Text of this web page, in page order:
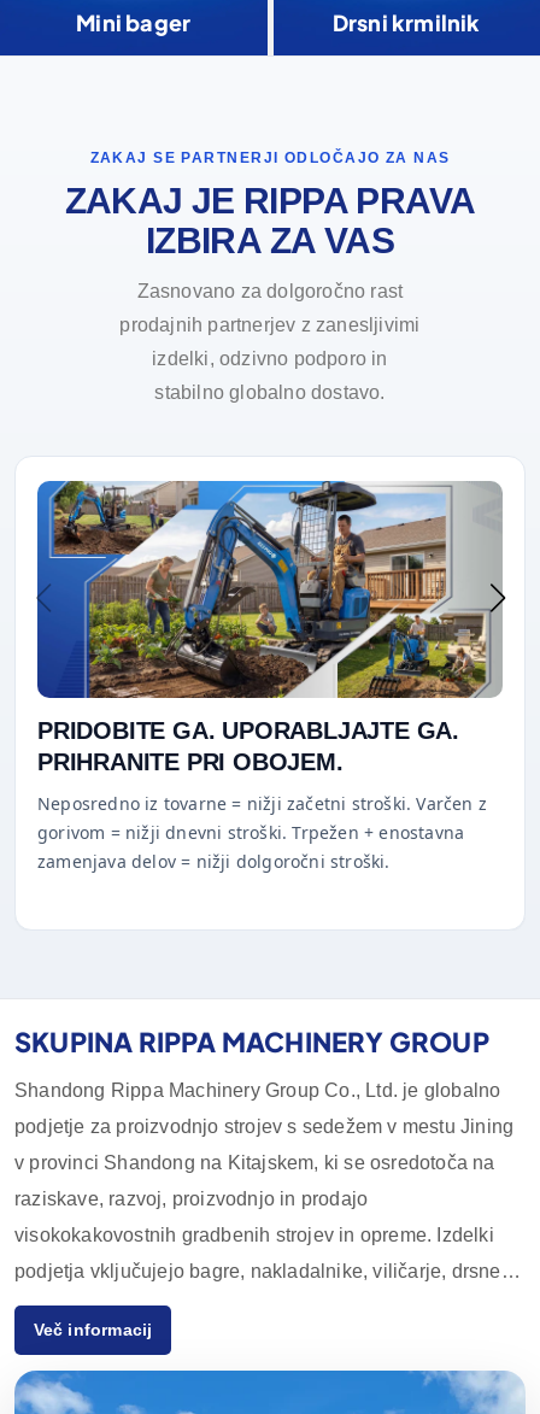
Mini bager Drsni krmilnik
ZAKAJ SE PARTNERJI ODLOČAJO ZA NAS
ZAKAJ JE RIPPA PRAVA
IZBIRA ZA VAS
Zasnovano za dolgoročno rast
prodajnih partnerjev z zanesljivimi
izdelki, odzivno podporo in
stabilno globalno dostavo.
PRIDOBITE GA. UPORABLJAJTE GA.
PRIHRANITE PRI OBOJEM.
Neposredno iz tovarne = nižji začetni stroški. Varčen z
gorivom = nižji dnevni stroški. Trpežen + enostavna
zamenjava delov = nižji dolgoročni stroški.
SKUPINA RIPPA MACHINERY GROUP
Shandong Rippa Machinery Group Co., Ltd. je globalno
podjetje za proizvodnjo strojev s sedežem v mestu Jining
v provinci Shandong na Kitajskem, ki se osredotoča na
raziskave, razvoj, proizvodnjo in prodajo
visokokakovostnih gradbenih strojev in opreme. Izdelki
podjetja vključujejo bagre, nakladalnike, viličarje, drsne
nakladalnike in njihovo dodatno opremo, ki se pogosto
uporabljajo v kmetijstvu, gradbeništvu, rudarstvu in drugih
panogah. Zaradi inovativnih zmogljivosti na področju
Več informacij